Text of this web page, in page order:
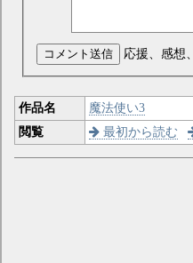
コメント送信 応援、感想
作品名 魔法使い3
閲覧
最初から読む